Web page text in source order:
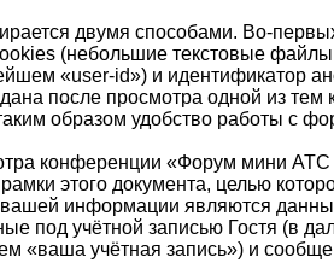
двумя способами. Во-
(небольшие текстовые
«user-id») и идентификатор
после просмотра одной из
образом удобство работы с
конференции «Форум мини
этого документа, целью
вашей информации являются
под учётной записью Гостя (в
«ваша учётная запись») и